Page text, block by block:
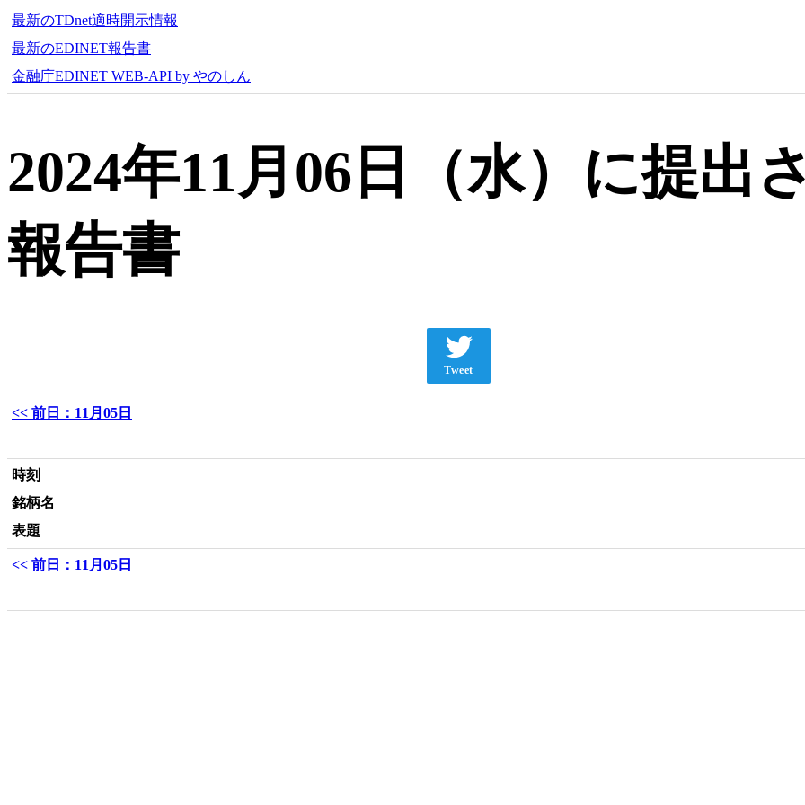
最新のTDnet適時開示情報
最新のEDINET報告書
金融庁EDINET WEB-API by やのしん
2024年11月06日（水）に提出
報告書
Tweet
<< 前日：11月05日
時刻
銘柄名
表題
<< 前日：11月05日